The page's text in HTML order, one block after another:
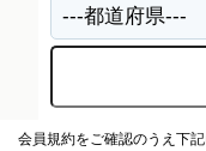
会員規約をご確認のうえ下